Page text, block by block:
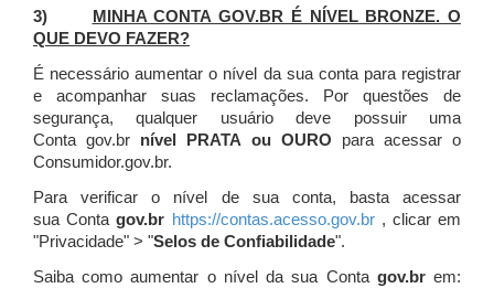
3)
MINHA CONTA GOV.BR É NÍVEL BRONZE. O
QUE DEVO FAZER?
É necessário aumentar o nível da sua conta para registrar
e acompanhar suas reclamações. Por questões de
segurança, qualquer usuário deve possuir uma
Conta gov.br nível PRATA ou OURO para acessar o
Consumidor.gov.br.
Para verificar o nível de sua conta, basta acessar
sua Contagov.br https://contas.acesso.gov.br, clicar em
"Privacidade" > "Selos de Confiabilidade".
Saiba como aumentar o nível da sua Conta gov.brem: